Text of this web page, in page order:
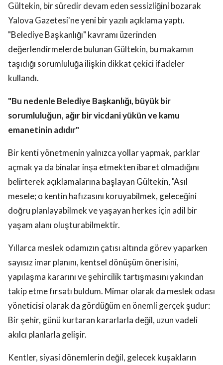
Gültekin, bir süredir devam eden sessizliğini bozarak
Yalova Gazetesi'ne yeni bir yazılı açıklama yaptı.
"Belediye Başkanlığı" kavramı üzerinden
değerlendirmelerde bulunan Gültekin, bu makamın
taşıdığı sorumluluğa ilişkin dikkat çekici ifadeler
kullandı.
"Bu nedenle Belediye Başkanlığı, büyük bir
sorumluluğun, ağır bir vicdani yükün ve kamu
emanetinin adıdır"
Bir kenti yönetmenin yalnızca yollar yapmak, parklar
açmak ya da binalar inşa etmekten ibaret olmadığını
belirterek açıklamalarına başlayan Gültekin, "Asıl
mesele; o kentin hafızasını koruyabilmek, geleceğini
doğru planlayabilmek ve yaşayan herkes için adil bir
yaşam alanı oluşturabilmektir.
Yıllarca meslek odamızın çatısı altında görev yaparken
sayısız imar planını, kentsel dönüşüm önerisini,
yapılaşma kararını ve şehircilik tartışmasını yakından
takip etme fırsatı buldum. Mimar olarak da meslek odası
yöneticisi olarak da gördüğüm en önemli gerçek şudur:
Bir şehir, günü kurtaran kararlarla değil, uzun vadeli
akılcı planlarla gelişir.
Kentler, siyasi dönemlerin değil, gelecek kuşakların